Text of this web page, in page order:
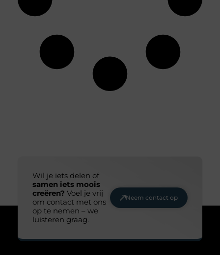
Wil je iets delen of
samen iets moois
creëren? Voel je vrij
om contact met ons
op te nemen – we
luisteren graag.
Neem contact op